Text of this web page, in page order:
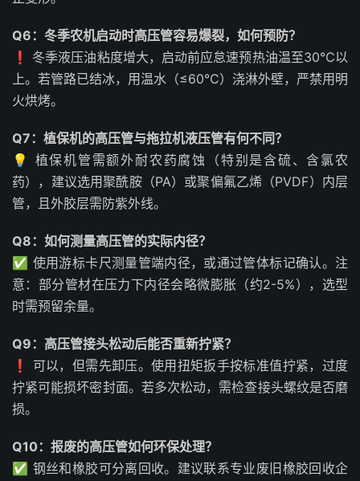
Q6：冬季农机启动时高压管容易爆裂，如何预防？
❗ 冬季液压油粘度增大，启动前应怠速预热油温至30℃以
上。若管路已结冰，用温水（≤60℃）浇淋外壁，严禁用明
火烘烤。
Q7：植保机的高压管与拖拉机液压管有何不同？
💡 植保机管需额外耐农药腐蚀（特别是含硫、含氯农
药），建议选用聚酰胺（PA）或聚偏氟乙烯（PVDF）内层
管，且外胶层需防紫外线。
Q8：如何测量高压管的实际内径？
✅ 使用游标卡尺测量管端内径，或通过管体标记确认。注
意：部分管材在压力下内径会略微膨胀（约2-5%），选型
时需预留余量。
Q9：高压管接头松动后能否重新拧紧？
❗ 可以，但需先卸压。使用扭矩扳手按标准值拧紧，过度
拧紧可能损坏密封面。若多次松动，需检查接头螺纹是否磨
损。
Q10：报废的高压管如何环保处理？
✅ 钢丝和橡胶可分离回收。建议联系专业废旧橡胶回收企